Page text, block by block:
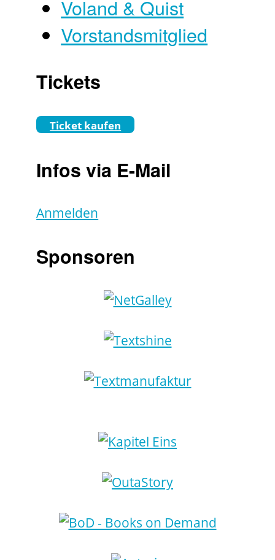
Voland & Quist
Vorstandsmitglied
Tickets
Ticket kaufen
Infos via E-Mail
Anmelden
Sponsoren